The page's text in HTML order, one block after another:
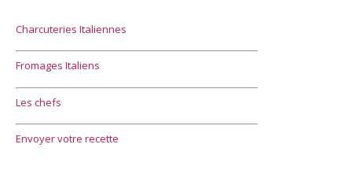
Charcuteries Italiennes
Fromages Italiens
Les chefs
Envoyer votre recette